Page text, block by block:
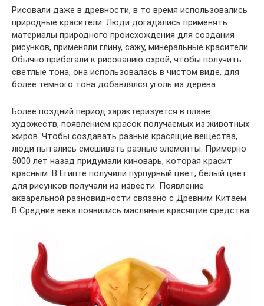
Рисовали даже в древности, в то время использовались
природные красители. Люди догадались применять
материалы природного происхождения для создания
рисунков, применяли глину, сажу, минеральные красители.
Обычно прибегали к рисованию охрой, чтобы получить
светлые тона, она использовалась в чистом виде, для
более темного тона добавлялся уголь из дерева.
Более поздний период характеризуется в плане
художеств, появлением красок получаемых из животных
жиров. Чтобы создавать разные красящие вещества,
люди пытались смешивать разные элементы. Примерно
5000 лет назад придумали киноварь, которая красит
красным. В Египте получили пурпурный цвет, белый цвет
для рисунков получали из извести. Появление
акварельной разновидности связано с Древним Китаем.
В Средние века появились масляные красящие средства.